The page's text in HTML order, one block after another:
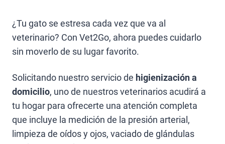
¿Tu gato se estresa cada vez que va al
veterinario? Con Vet2Go, ahora puedes cuidarlo
sin moverlo de su lugar favorito.
Solicitando nuestro servicio de higienización a
domicilio, uno de nuestros veterinarios acudirá a
tu hogar para ofrecerte una atención completa
que incluye la medición de la presión arterial,
limpieza de oídos y ojos, vaciado de glándulas